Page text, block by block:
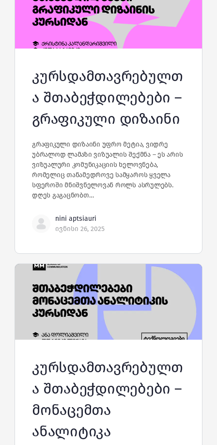
კურსდამთავრებულთ
ა შთაბეჭდილებები –
გრაფიკული დიზაინი
გრაფიკული დიზაინი უფრო მეტია, ვიდრე
უბრალოდ ლამაზი ვიზუალის შექმნა – ეს არის
ვიზუალური კომუნიკაციის ხელოვნება,
რომელიც თანამედროვე სამყაროს ყველა
სფეროში მნიშვნელოვან როლს ასრულებს.
დღეს გაგაცნობთ…
nini aptsiauri
ივნისი 26, 2025
კურსდამთავრებულთ
ა შთაბეჭდილებები –
მონაცემთა
ანალიტიკა